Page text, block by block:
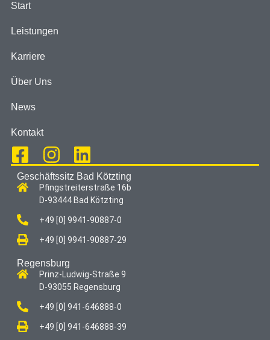
Start
Leistungen
Karriere
Über Uns
News
Kontakt
Geschäftssitz Bad Kötzting
Pfingstreiterstraße 16b
D-93444 Bad Kötzting
+49 [0] 9941-90887-0
+49 [0] 9941-90887-29
Regensburg
Prinz-Ludwig-Straße 9
D-93055 Regensburg
+49 [0] 941-646888-0
+49 [0] 941-646888-39